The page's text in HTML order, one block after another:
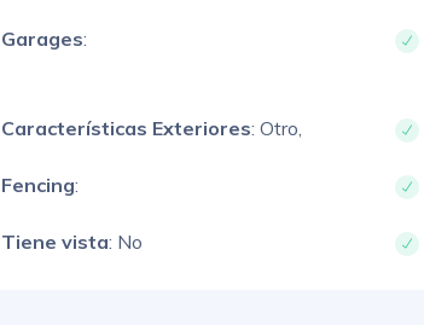
Garages:
Características Exteriores: Otro,
Fencing:
Tiene vista: No